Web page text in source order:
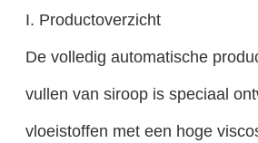
I. Productoverzicht
De volledig automatische
vullen van siroop is speciaal
vloeistoffen met een hoge